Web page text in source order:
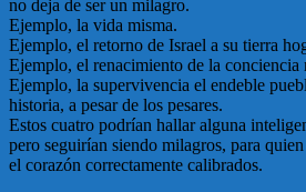
no deja de ser un milagro.
Ejemplo, la vida misma.
Ejemplo, el retorno de Israel a su tierra
Ejemplo, el renacimiento de la conciencia
Ejemplo, la supervivencia el endeble
historia, a pesar de los pesares.
Estos cuatro podrían hallar alguna
pero seguirían siendo milagros, para
el corazón correctamente calibrados.